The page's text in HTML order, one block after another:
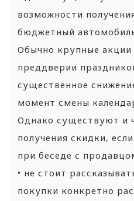
возможности
бюджетный
Обычно крупные акции
преддверии
существенное
момент смены
Однако существуют и
получения скидки,
при беседе с
• не стоит
покупки конкретно